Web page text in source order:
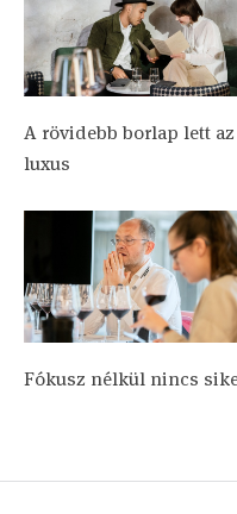
A rövidebb borlap lett
luxus
Fókusz nélkül nincs